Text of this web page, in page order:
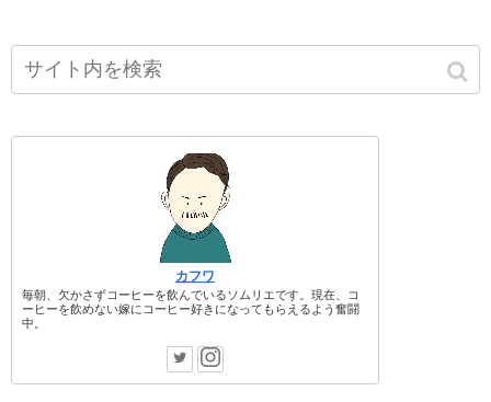
カフワ
毎朝、欠かさずコーヒーを飲んでいるソムリエです。現在、コ
ーヒーを飲めない嫁にコーヒー好きになってもらえるよう奮闘
中。